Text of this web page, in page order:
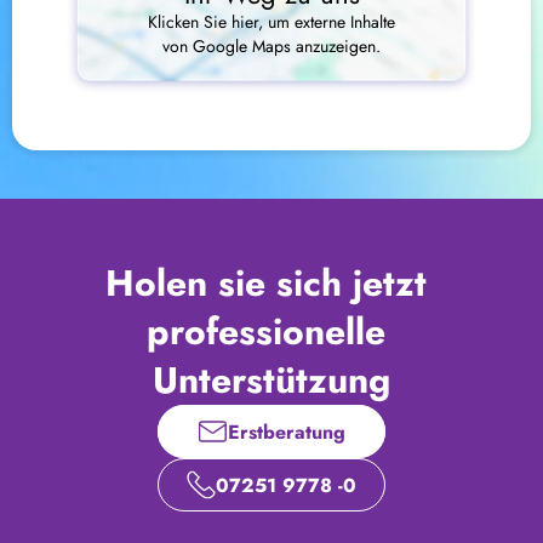
Klicken Sie hier, um externe Inhalte
von Google Maps anzuzeigen.
Holen sie sich jetzt
professionelle
Unterstützung
Erstberatung
07251 9778 -0